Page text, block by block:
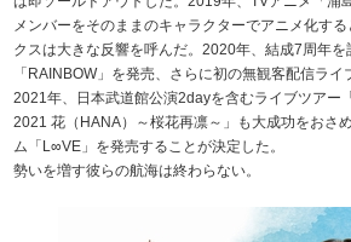
メンバーをそのままのキャラクターでアニメ化す
クスは大きな反響を呼んだ。2020年、結成7周年を
「RAINBOW」を発売、さらに初の無観客配信ライ
2021年、日本武道館公演2dayを含むライブツアー
2021 花（HANA）～桜花再凛～」も大成功をおさ
ム「L∞VE」を発売することが決定した。
勢いを増す彼らの航海は終わらない。